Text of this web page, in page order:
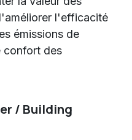
l'efficacité
émissions de
confort des
/ Building